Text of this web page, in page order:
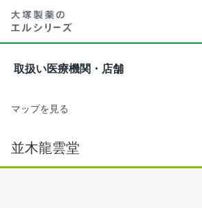
取扱い医療機関・店舗
マップを見る
並木龍雲堂